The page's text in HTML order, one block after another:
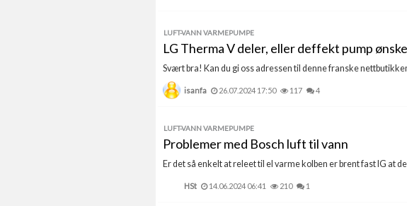
LUFT-VANN VARMEPUMPE
LG Therma V deler, eller deffekt pump
Svært bra! Kan du gi oss adressen til denne franske
isanfa 26.07.2024 17:50 117 4
LUFT-VANN VARMEPUMPE
Problemer med Bosch luft til vann
Er det så enkelt at releet til el varme kolben er brent fast IG at
HSt 14.06.2024 06:41 210 1